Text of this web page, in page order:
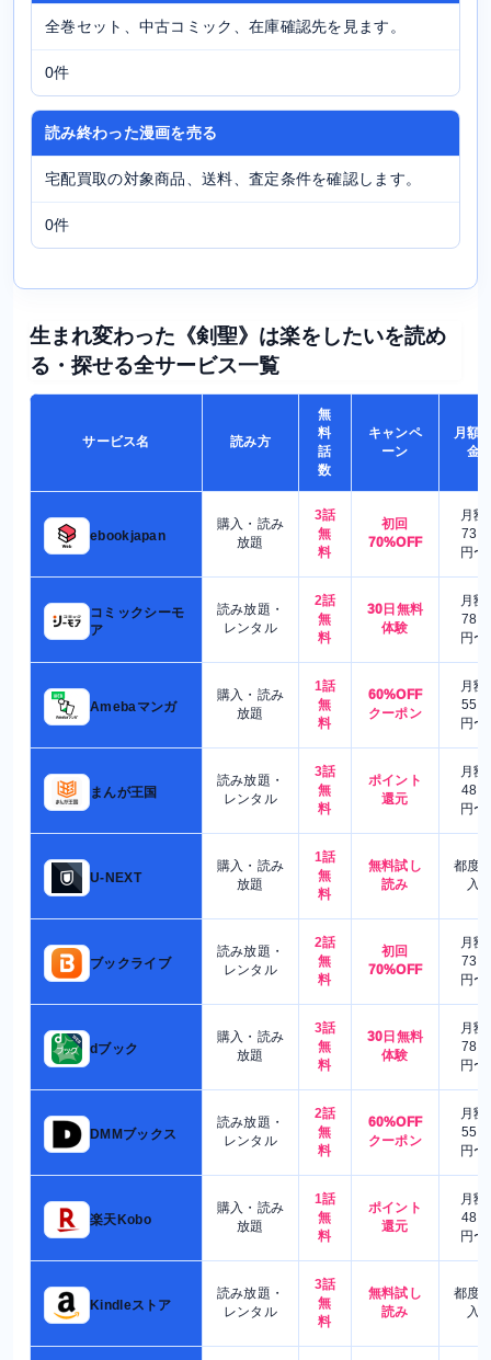
全巻セット、中古コミック、在庫確認先を見ます。
0件
読み終わった漫画を売る
宅配買取の対象商品、送料、査定条件を確認します。
0件
生まれ変わった《剣聖》は楽をしたいを読め
る・探せる全サービス一覧
サービス名 読み方
無
料
話
数
キャンペ
ーン
月額
金
ebookjapan
購入・読み
放題
3話
無
料
初回
70%OFF
月額
730
円〜
コミックシーモ
ア
読み放題・
レンタル
2話
無
料
30日無料
体験
月額
780
円〜
Amebaマンガ
購入・読み
放題
1話
無
料
60%OFF
クーポン
月額
550
円〜
まんが王国
読み放題・
レンタル
3話
無
料
ポイント
還元
月額
480
円〜
U-NEXT
購入・読み
放題
1話
無
料
無料試し
読み
都度
入
ブックライブ
読み放題・
レンタル
2話
無
料
初回
70%OFF
月額
730
円〜
dブック
購入・読み
放題
3話
無
料
30日無料
体験
月額
780
円〜
DMMブックス
読み放題・
レンタル
2話
無
料
60%OFF
クーポン
月額
550
円〜
楽天Kobo
購入・読み
放題
1話
無
料
ポイント
還元
月額
480
円〜
Kindleストア
読み放題・
レンタル
3話
無
料
無料試し
読み
都度
入